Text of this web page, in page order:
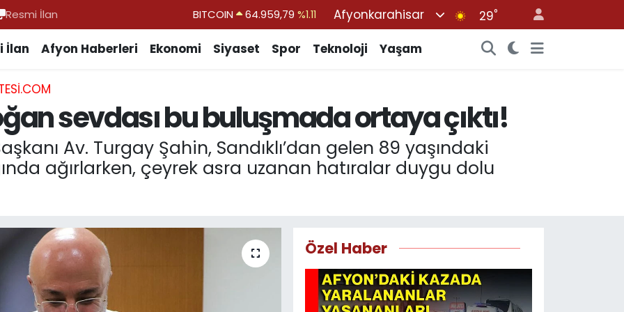
Resmi İlan DOLAR 47,7436%0.18
BİST100
13.779%-14
BITCOIN
64.959,79
Afyonkarahisar 29°
İlan Afyon Haberleri Ekonomi Siyaset Spor Teknoloji Yaşam
sevdası bu buluşmada ortaya çıktı!
Av. Turgay Şahin, Sandıklı’dan gelen 89 yaşındaki
ağırlarken, çeyrek asra uzanan hatıralar duygu dolu
Özel Haber